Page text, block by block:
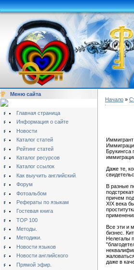
Меню сайта
Главная страница
Информация о сайте
Новости
Каталог статей
Рейтинг статей
Каталог ресурсов
Каталог ссылок
Как выучить английский
Форум
Фотоальбом
Рефераты по языкам
Гостевая книга
TOP 100
Методы.
Методики.
Новости языков
Новости английского
Прямой эфир.
Начало »
Даже те,
В разные
причем
XIX века
Все эти и
бизнес.
Нелегалы
даже в